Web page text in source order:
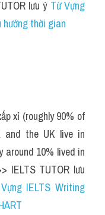
lưu ý Từ Vựng
hướng thời gian
xỉ (roughly 90% of
and the UK live in
around 10% lived in
IELTS TUTOR lưu
IELTS Writing